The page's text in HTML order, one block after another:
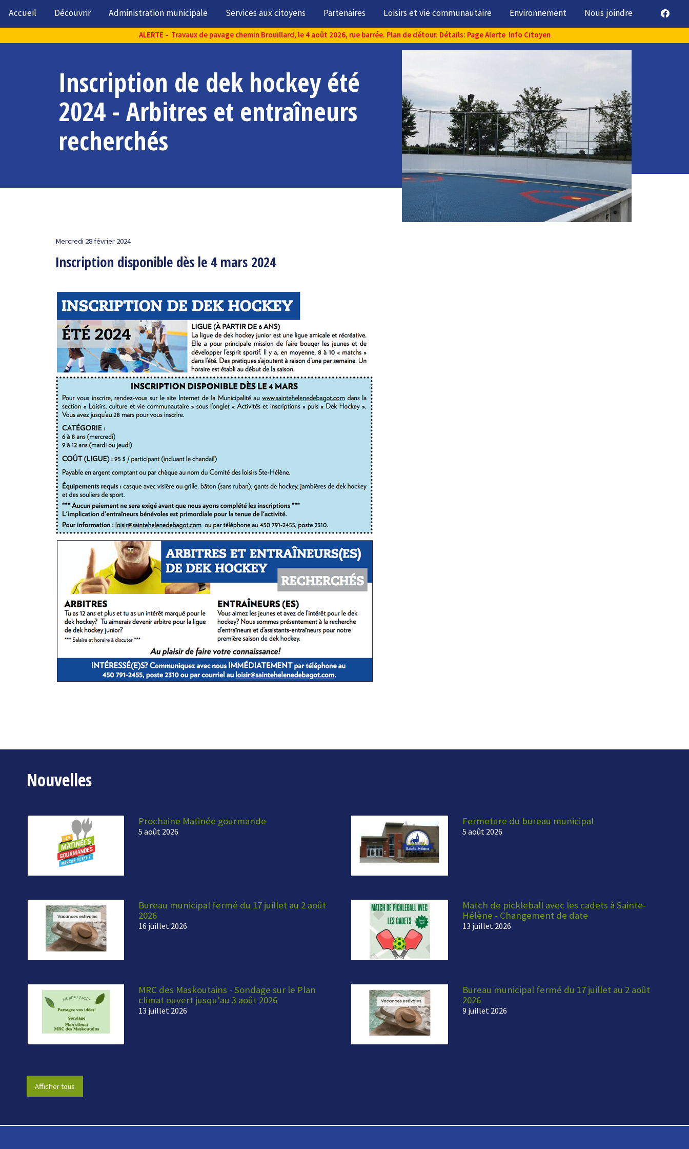
Accueil Découvrir Administration municipale Services aux citoyens Partenaires Loisirs et vie communautaire Environnement Nous joindre
ALERTE - Travaux de pavage chemin Brouillard, le 4 août 2026, rue barrée. Plan de détour. Détails: Page Alerte Info Citoyen
Inscription de dek hockey été
2024 - Arbitres et entraîneurs
recherchés
Mercredi 28 février 2024
Inscription disponible dès le 4 mars 2024
Nouvelles
Prochaine Matinée gourmande
5 août 2026
Fermeture du bureau municipal
5 août 2026
Bureau municipal fermé du 17 juillet au 2 août
2026
16 juillet 2026
Match de pickleball avec les cadets à Sainte-
Hélène - Changement de date
13 juillet 2026
MRC des Maskoutains - Sondage sur le Plan
climat ouvert jusqu'au 3 août 2026
13 juillet 2026
Bureau municipal fermé du 17 juillet au 2 août
2026
9 juillet 2026
Afficher tous